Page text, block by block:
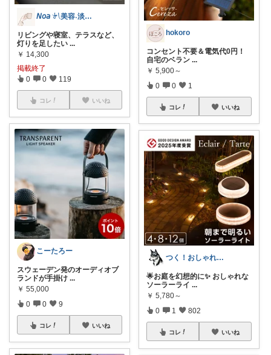
𝘕𝘰𝘢 𓍯美容˖淡色˖グレージュ
リビングや寝室、テラスなど、
灯りを足したい ...
￥ 14,300
掲載終了
0 0 119
コレ いいね
こーたろー
スウェーデン発のオーディオブ
ランドが手掛け ...
￥ 55,000
0 0 9
コレ いいね
hokoro
​コンセント不要＆電気代0円！
自宅のベラン ...
￥ 5,900～
0 0 1
コレ いいね
つく！おしゃれな商品や便利な商品をお届け
🌟お庭を幻想的に✨ おしゃれな
ソーラーライ ...
￥ 5,780～
0 1 802
コレ いいね